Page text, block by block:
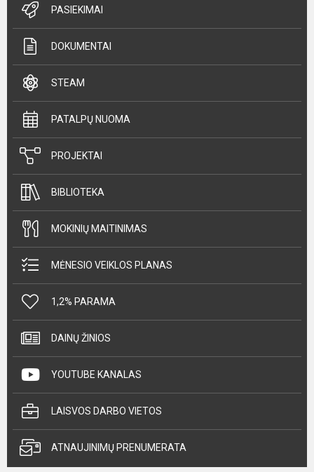
PASIEKIMAI
DOKUMENTAI
STEAM
PATALPŲ NUOMA
PROJEKTAI
BIBLIOTEKA
MOKINIŲ MAITINIMAS
MĖNESIO VEIKLOS PLANAS
1,2% PARAMA
DAINŲ ŽINIOS
YOUTUBE KANALAS
LAISVOS DARBO VIETOS
ATNAUJINIMŲ PRENUMERATA